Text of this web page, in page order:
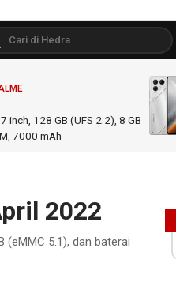
inch, 128 GB (UFS 2.2), 8 GB
7000 mAh
2022
(eMMC 5.1), dan baterai